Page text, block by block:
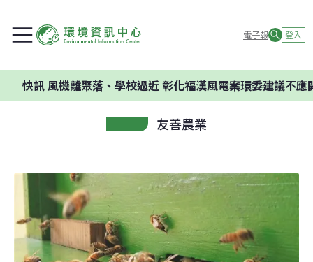
電子報 登入
風機離聚落、學校過近 彰化福漢風電案環委建議不應開發
友善農業